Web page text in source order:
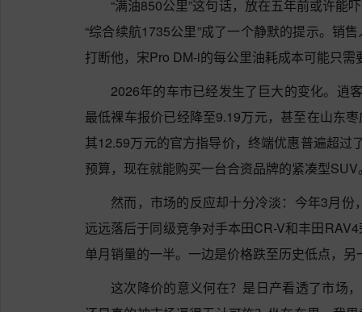
“满油850公里”这句话，放在五年前或许能
“综合续航1735公里”成了一个静默的提示。销
打断他，宋Pro DM-i的每公里油耗成本可能只需
2026年的车市已经发生了巨大的变化。逍
最低裸车报价已经降至9.19万元，甚至在山东
其12.59万元的官方指导价，终端优惠普遍超
预算，现在就能购买一台合资品牌的紧凑型SUV
然而，市场的反应却十分冷淡：今年3月
远远落后于同级竞争对手本田CR-V和丰田
单月销量的一半。一边是价格跌至历史低点，
这次降价的意义何在？是日产看透了市场